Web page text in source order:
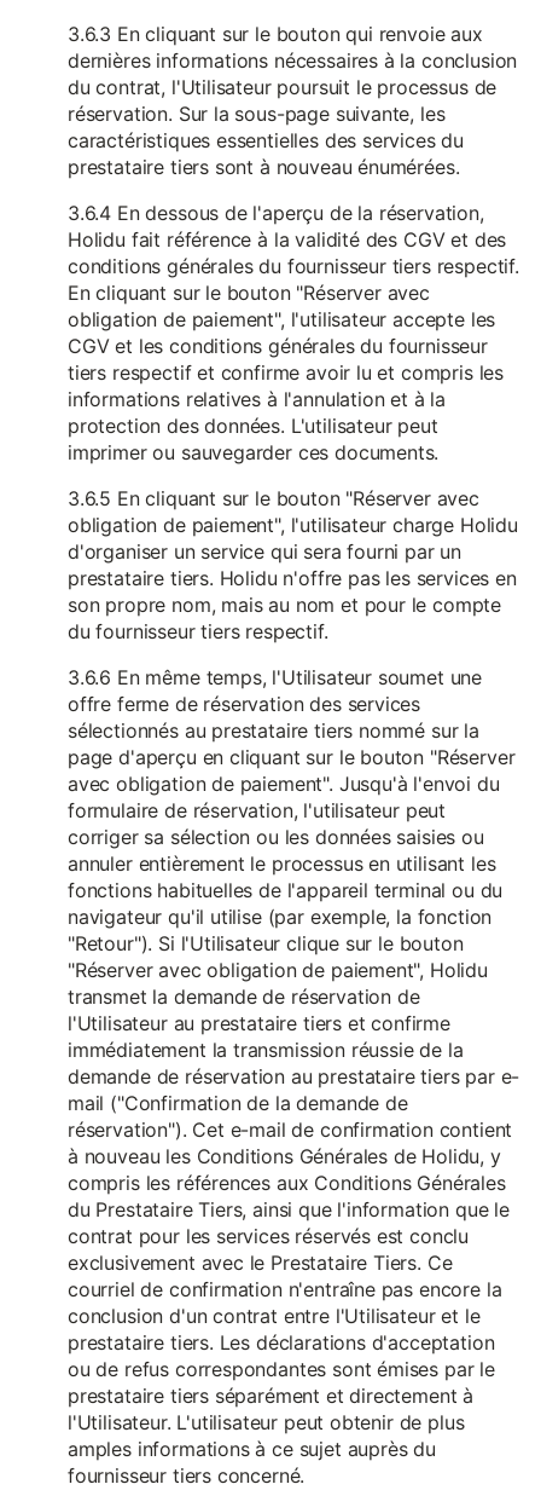
3.6.3 En cliquant sur le bouton qui renvoie aux
dernières informations nécessaires à la conclusion
du contrat, l'Utilisateur poursuit le processus de
réservation. Sur la sous-page suivante, les
caractéristiques essentielles des services du
prestataire tiers sont à nouveau énumérées.
3.6.4 En dessous de l'aperçu de la réservation,
Holidu fait référence à la validité des CGV et des
conditions générales du fournisseur tiers respectif.
En cliquant sur le bouton "Réserver avec
obligation de paiement", l'utilisateur accepte les
CGV et les conditions générales du fournisseur
tiers respectif et confirme avoir lu et compris les
informations relatives à l'annulation et à la
protection des données. L'utilisateur peut
imprimer ou sauvegarder ces documents.
3.6.5 En cliquant sur le bouton "Réserver avec
obligation de paiement", l'utilisateur charge Holidu
d'organiser un service qui sera fourni par un
prestataire tiers. Holidu n'offre pas les services en
son propre nom, mais au nom et pour le compte
du fournisseur tiers respectif.
3.6.6 En même temps, l'Utilisateur soumet une
offre ferme de réservation des services
sélectionnés au prestataire tiers nommé sur la
page d'aperçu en cliquant sur le bouton "Réserver
avec obligation de paiement". Jusqu'à l'envoi du
formulaire de réservation, l'utilisateur peut
corriger sa sélection ou les données saisies ou
annuler entièrement le processus en utilisant les
fonctions habituelles de l'appareil terminal ou du
navigateur qu'il utilise (par exemple, la fonction
"Retour"). Si l'Utilisateur clique sur le bouton
"Réserver avec obligation de paiement", Holidu
transmet la demande de réservation de
l'Utilisateur au prestataire tiers et confirme
immédiatement la transmission réussie de la
demande de réservation au prestataire tiers par e-
mail ("Confirmation de la demande de
réservation"). Cet e-mail de confirmation contient
à nouveau les Conditions Générales de Holidu, y
compris les références aux Conditions Générales
du Prestataire Tiers, ainsi que l'information que le
contrat pour les services réservés est conclu
exclusivement avec le Prestataire Tiers. Ce
courriel de confirmation n'entraîne pas encore la
conclusion d'un contrat entre l'Utilisateur et le
prestataire tiers. Les déclarations d'acceptation
ou de refus correspondantes sont émises par le
prestataire tiers séparément et directement à
l'Utilisateur. L'utilisateur peut obtenir de plus
amples informations à ce sujet auprès du
fournisseur tiers concerné.